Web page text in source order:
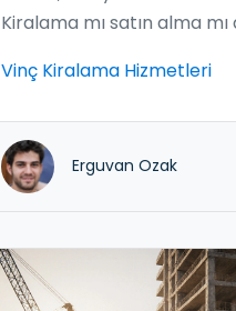
Kiralama mı satın alma
karşılaştırmaları ve
Vinç Kiralama Hizmetleri
Erguvan Ozak